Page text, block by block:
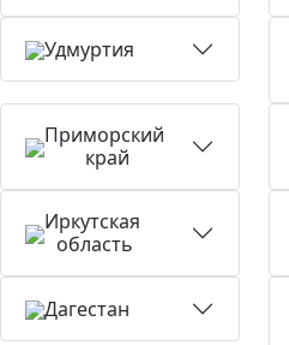
Удмуртия
Приморский
край
Иркутская
область
Дагестан